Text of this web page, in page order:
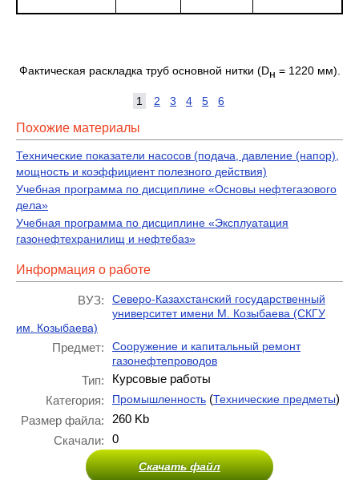
Фактическая раскладка труб основной нитки (Dн = 1220 мм).
1 2 3 4 5 6
Похожие материалы
Технические показатели насосов (подача, давление (напор),
мощность и коэффициент полезного действия)
Учебная программа по дисциплине «Основы нефтегазового
дела»
Учебная программа по дисциплине «Эксплуатация
газонефтехранилищ и нефтебаз»
Информация о работе
ВУЗ:
Северо-Казахстанский государственный
университет имени М. Козыбаева (СКГУ
им. Козыбаева)
Предмет:
Сооружение и капитальный ремонт
газонефтепроводов
Тип:
Курсовые работы
Категория:
Промышленность (Технические предметы)
Размер файла:
260 Kb
Скачали:
0
Скачать файл